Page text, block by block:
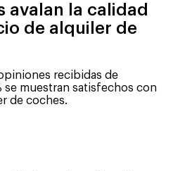
avalan la calidad
de alquiler de
recibidas de
se muestran satisfechos con
de coches.